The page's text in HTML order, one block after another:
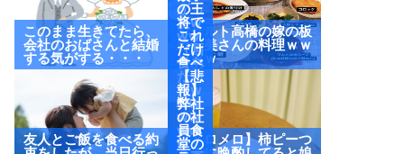
このまま生きてたら、
会社のおばさんと結婚
する気がする・・・
ヤクルト高橋の嫁の板
野友美さんの料理ｗｗ
ｗｗｗ
友人とご飯を食べる約
がっ
たw
ww
（画
像あ
り）
【メロメロ】柿ピーつ
の王
将で
これ
だけ
食べ
たっ
たw
ww
ww
ww
w
【悲
報】
弊社
の社
員食
堂の